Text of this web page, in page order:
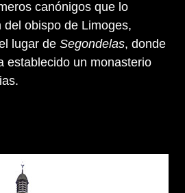
canónigos que lo
obispo de Limoges,
lugar de Segondelas, donde
establecido un monasterio